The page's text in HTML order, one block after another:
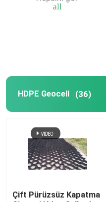
Bir teklif isteği
Geosentetik Donatı
HDPE Geocell
Geofabrik Kum Torbaları
Filament Nonwoven
all
HDPE Geocell (36)
Çift Pürüzsüz Kapatma